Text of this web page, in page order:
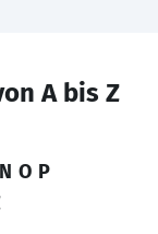
A bis Z
N O P